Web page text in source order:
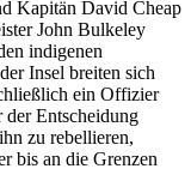
Kapitän David Cheap
John Bulkeley
indigenen
Insel breiten sich
ein Offizier
Entscheidung
zu rebellieren,
bis an die Grenzen